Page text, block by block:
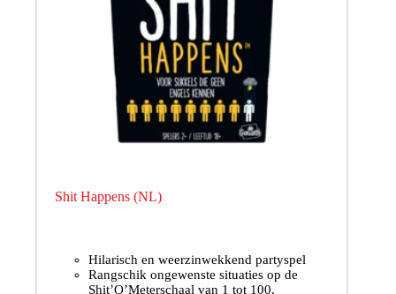
Shit Happens (NL)
Hilarisch en weerzinwekkend partyspel
Rangschik ongewenste situaties op de
Shit’O’Meterschaal van 1 tot 100.